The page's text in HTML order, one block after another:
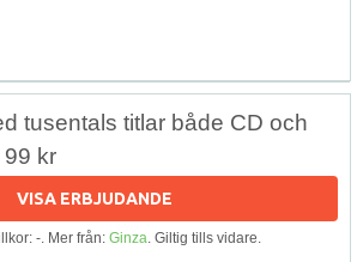
tusentals titlar både CD och
99 kr
VISA ERBJUDANDE
-. Mer från: Ginza. Giltig tills vidare.